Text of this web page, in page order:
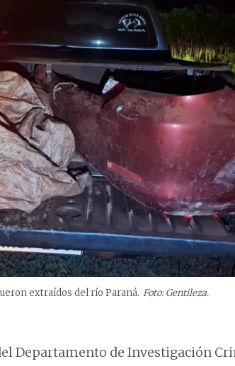
extraídos del río Paraná. Foto: Gentileza.
Departamento de Investigación